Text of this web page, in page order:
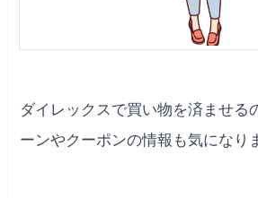
ダイレックスで買い物を済ませる
ーンやクーポンの情報も気になり